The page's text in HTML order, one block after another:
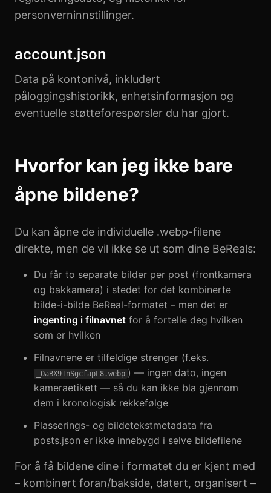
personverninnstillinger.
account.json
Data på kontonivå, inkludert
påloggingshistorikk, enhetsinformasjon og
eventuelle støtteforespørsler du har gjort.
Hvorfor kan jeg ikke bare
åpne bildene?
Du kan åpne de individuelle .webp-filene
direkte, men de vil ikke se ut som dine BeReals:
Du får to separate bilder per post (frontkamera
og bakkamera) i stedet for det kombinerte
bilde-i-bilde BeReal-formatet – men det er
ingenting i filnavnet for å fortelle deg hvilken
som er hvilken
Filnavnene er tilfeldige strenger (f.eks.
_OaBX9TnSgcfapL8.webp ) — ingen dato, ingen
kameraetikett — så du kan ikke bla gjennom
dem i kronologisk rekkefølge
Plasserings- og bildetekstmetadata fra
posts.json er ikke innebygd i selve bildefilene
For å få bildene dine i formatet du er kjent med
– kombinert foran/bakside, datert, organisert –